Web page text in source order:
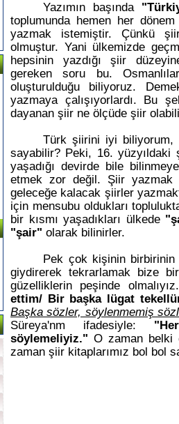
Yazımın başında
toplumunda hemen her
yazmak istemiştir. Çünkü
olmuştur. Yani ülkemizde
hepsinin yazdığı şiir
gereken soru bu.
oluşturulduğu biliyoruz.
yazmaya çalışıyorlardı. Bu
dayanan şiir ne ölçüde şiir
Türk şiirini iyi biliyorum,
sayabilir? Peki, 16. yüzyıldaki
yaşadığı devirde bile
etmek zor değil. Şiir yazmak
geleceğe kalacak şiirler
için mensubu oldukları
bir kısmı yaşadıkları ülkede
"şair" olarak bilinirler.
Pek çok kişinin birbirinin
giydirerek tekrarlamak bize
güzelliklerin peşinde
ettim/ Bir başka lügat
Başka sözler, söylenmemiş
Süreya'nm ifadesiyle:
söylemeliyiz." O zaman belki
zaman şiir kitaplarımız bol bol